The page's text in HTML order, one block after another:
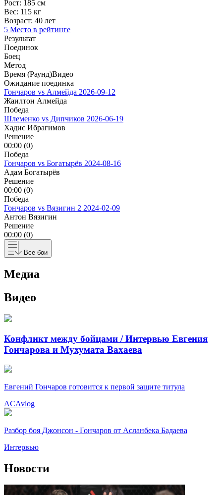
Рост: 185 см
Вес: 115 кг
Возраст: 40 лет
5 Место в рейтинге
Результат
Поединок
Боец
Метод
Время (Раунд)Видео
Ожидание поединка
Гончаров vs Алмейда 2026-09-12
Жаилтон Алмейда
Победа
Шлеменко vs Дипчиков 2026-06-19
Хадис Ибрагимов
Решение
00:00 (0)
Победа
Гончаров vs Богатырёв 2024-08-16
Адам Богатырёв
Решение
00:00 (0)
Победа
Гончаров vs Вязигин 2 2024-02-09
Антон Вязигин
Решение
00:00 (0)
Все бои
Медиа
Видео
Конфликт между бойцами / Интервью Евгения
Гончарова и Мухумата Вахаева
Евгений Гончаров готовится к первой защите титула
ACAvlog
Разбор боя Джонсон - Гончаров от Асланбека Бадаева
Интервью
Новости